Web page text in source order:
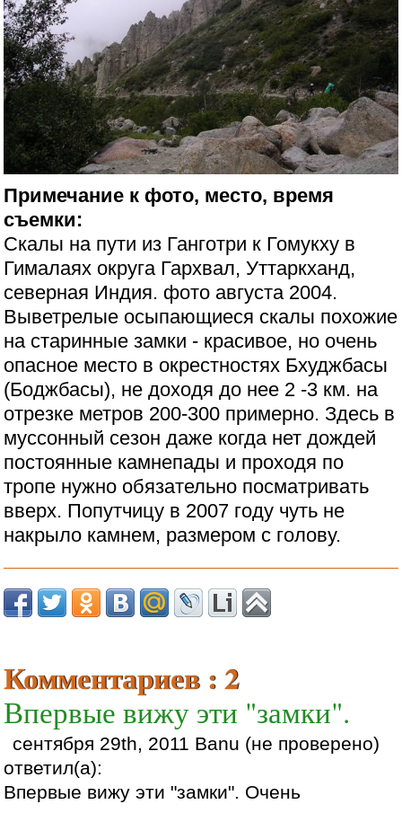
Примечание к фото, место, время
съемки:
Скалы на пути из Ганготри к Гомукху в
Гималаях округа Гархвал, Уттаркханд,
северная Индия. фото августа 2004.
Выветрелые осыпающиеся скалы похожие
на старинные замки - красивое, но очень
опасное место в окрестностях Бхуджбасы
(Боджбасы), не доходя до нее 2 -3 км. на
отрезке метров 200-300 примерно. Здесь в
муссонный сезон даже когда нет дождей
постоянные камнепады и проходя по
тропе нужно обязательно посматривать
вверх. Попутчицу в 2007 году чуть не
накрыло камнем, размером с голову.
Комментариев : 2
Впервые вижу эти "замки".
сентября 29th, 2011 Banu (не проверено)
ответил(а):
Впервые вижу эти "замки". Очень